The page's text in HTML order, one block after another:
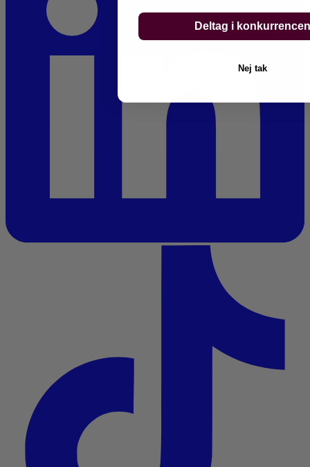
Deltag i konkurrencen
Nej tak